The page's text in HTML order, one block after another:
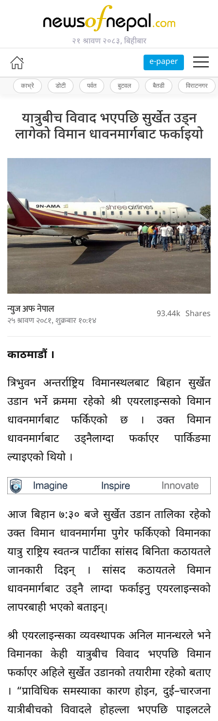
२१ श्रावण २०८३, बिहीबार
e-paper
काभ्रे डोटी पर्वत बुटवल बैतडी विराटनगर
यात्रुबीच विवाद भएपछि सुर्खेत उड्न
लागेको विमान धावनमार्गबाट फर्काइयो
न्युज अफ नेपाल
२५ श्रावण २०८१, शुक्रबार १०:१४ 93.44k Shares
काठमाडौं ।
त्रिभुवन अन्तर्राष्ट्रिय विमानस्थलबाट बिहान सुर्खेत
उडान भर्ने क्रममा रहेको श्री एयरलाइन्सको विमान
धावनमार्गबाट फर्किएको छ । उक्त विमान
धावनमार्गबाट उड्नैलाग्दा फर्काएर पार्किङमा
ल्याइएको थियो ।
आज बिहान ७:३० बजे सुर्खेत उडान तालिका रहेको
उक्त विमान धावनमार्गमा पुगेर फर्किएको विमानका
यात्रु राष्ट्रिय स्वतन्त्र पार्टीका सांसद बिनिता कठायतले
जानकारी दिइन् । सांसद कठायतले विमान
धावनमार्गबाट उड्नै लाग्दा फर्काइनु एयरलाइन्सको
लापरबाही भएको बताइन्।
श्री एयरलाइन्सका व्यवस्थापक अनिल मानन्धरले भने
विमानका केही यात्रुबीच विवाद भएपछि विमान
फर्काएर अहिले सुर्खेत उडानको तयारीमा रहेको बताए
। “प्राविधिक समस्याका कारण होइन, दुई–चारजना
यात्रीबीचको विवादले होहल्ला भएपछि पाइलटले